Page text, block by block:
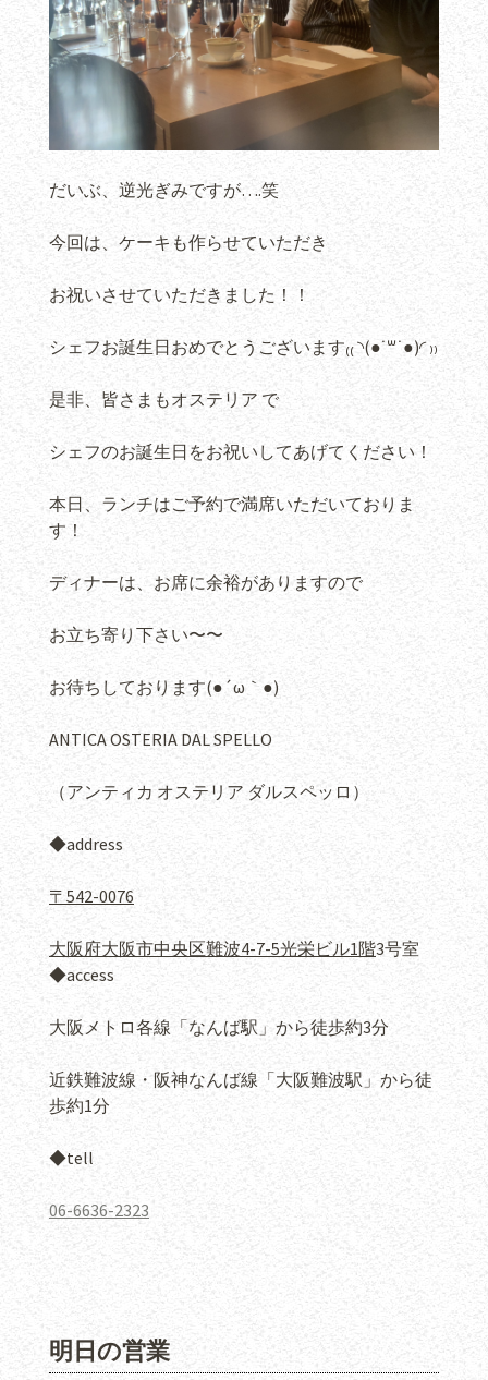
だいぶ、逆光ぎみですが….笑
今回は、ケーキも作らせていただき
お祝いさせていただきました！！
シェフお誕生日おめでとうございます₍₍ ◝(●˙꒳˙●)◜ ₎₎
是非、皆さまもオステリア で
シェフのお誕生日をお祝いしてあげてください！
本日、ランチはご予約で満席いただいておりま
す！
ディナーは、お席に余裕がありますので
お立ち寄り下さい〜〜
お待ちしております(●´ω｀●)
ANTICA OSTERIA DAL SPELLO
（アンティカ オステリア ダルスペッロ）
◆address
〒542-0076
大阪府大阪市中央区難波4-7-5光栄ビル1階3号室
◆access
大阪メトロ各線「なんば駅」から徒歩約3分
近鉄難波線・阪神なんば線「大阪難波駅」から徒
歩約1分
◆tell
06-6636-2323
明日の営業